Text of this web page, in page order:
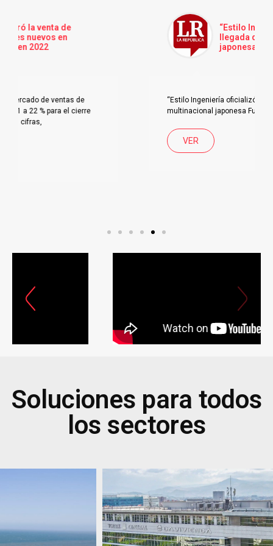
“Estilo Ingeniería oficializó llegada de la
multinacional japonesa Fujitec a Colombia
“Estilo Ingeniería oficializó
llegada de la multinacional
japonesa Fujitec a Colombia”
Soluciones para todos
los sectores